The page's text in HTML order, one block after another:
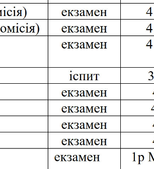
СЕРГА Петро Грирорович (18.06.1999 -
СОЛОВЙОВ Сергій Олександрович
СОРОКА Олександр Григорович
СТЕПАНОВ Віталій Анатолійович
ТЕРЕЩЕНКО Ростислав Віталійович
ШЕВЧЕНКО Володимир В’ячеславович
ШИНКАРЬОВ Олексій Сергійович
ЯРЕМА Микола Юрійович (13.12.1973 -